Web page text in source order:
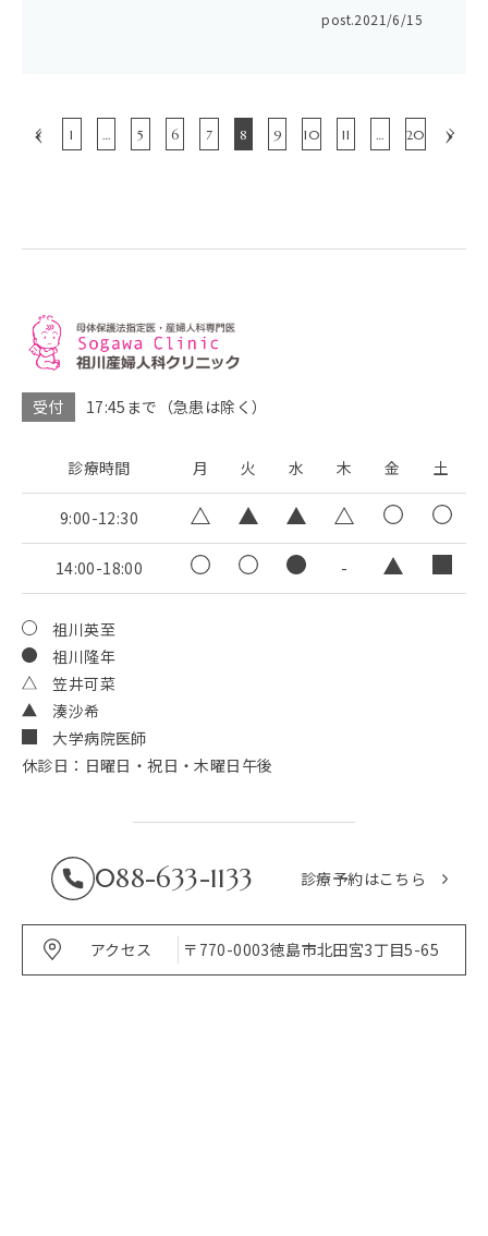
post.2021/6/15
‹ 1 … 5 6 7 8 9 10 11 … 20 ›
受付 17:45まで（急患は除く）
診療時間 月 火 水 木 金 土
9:00-12:30
14:00-18:00 -
祖川英至
祖川隆年
笠井可菜
湊沙希
大学病院医師
休診日：日曜日・祝日・木曜日午後
088-633-1133 診療予約はこちら
アクセス 〒770-0003徳島市北田宮3丁目5-65